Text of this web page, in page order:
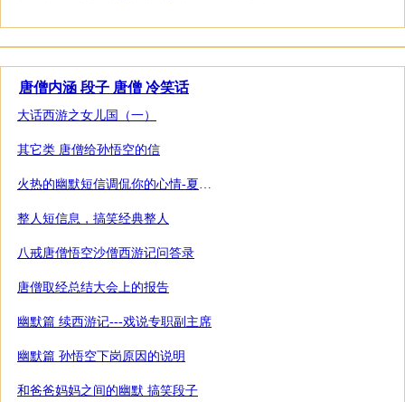
唐僧内涵 段子 唐僧 冷笑话
大话西游之女儿国（一）
其它类 唐僧给孙悟空的信
火热的幽默短信调侃你的心情-夏末精彩
整人短信息，搞笑经典整人
八戒唐僧悟空沙僧西游记问答录
唐僧取经总结大会上的报告
幽默篇 续西游记---戏说专职副主席
幽默篇 孙悟空下岗原因的说明
和爸爸妈妈之间的幽默 搞笑段子